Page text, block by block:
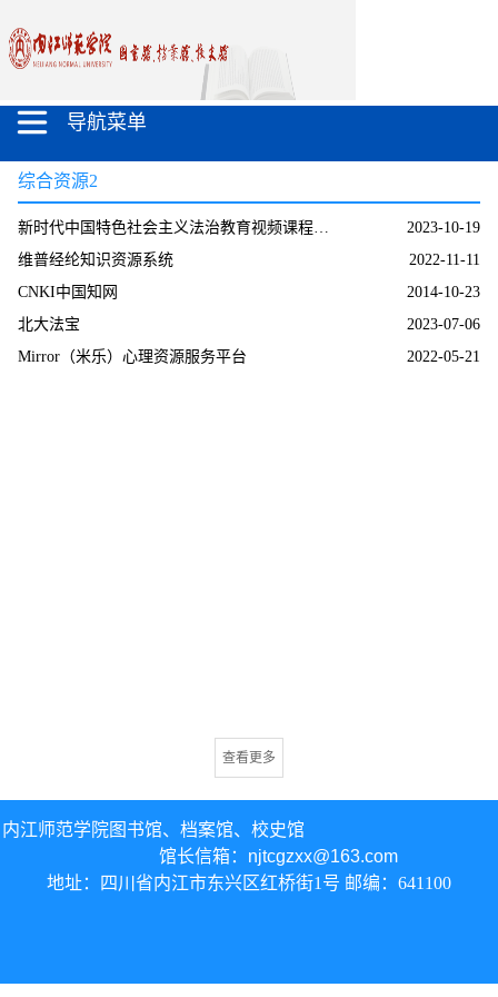
导航菜单
综合资源2
2023-10-19
新时代中国特色社会主义法治教育视频课程数据库（法治讲坛）
2022-11-11
维普经纶知识资源系统
2014-10-23
CNKI中国知网
2023-07-06
北大法宝
2022-05-21
Mirror（米乐）心理资源服务平台
查看更多
内江师范学院图书馆、 档案馆、校史馆
馆长信箱： njtcgzxx@163.com
地址：四川省内江市东兴区红桥街1号 邮编：641100